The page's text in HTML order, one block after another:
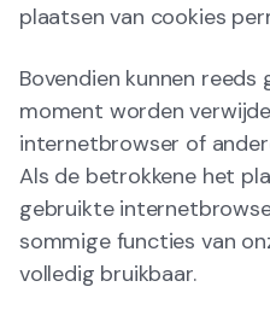
plaatsen van cookies
Bovendien kunnen
moment worden
internetbrowser of
Als de betrokkene het
gebruikte
sommige functies van
volledig bruikbaar.